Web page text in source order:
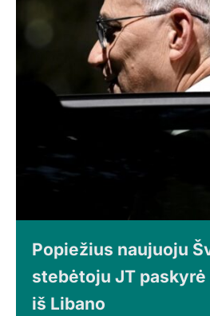
Popiežius naujuoju
stebėtoju JT
iš Libano